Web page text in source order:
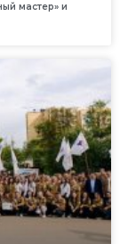
мастер» и